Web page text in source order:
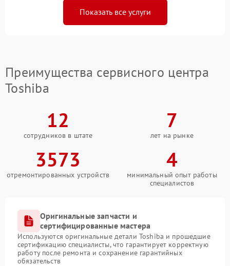
Показать все услуги
Преимущества сервисного центра
Toshiba
12
сотрудников в штате
7
лет на рынке
3573
отремонтированных устройств
4
минимальный опыт работы
специалистов
Оригинальные запчасти и
сертифицированные мастера
Используются оригинальные детали Toshiba и прошедшие
сертификацию специалисты, что гарантирует корректную
работу после ремонта и сохранение гарантийных
обязательств